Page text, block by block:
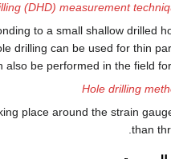
(DHD) measurement
to a small shallow drilled
drilling can be used for thin
also be performed in the field
Hole drilling
place around the strain
than